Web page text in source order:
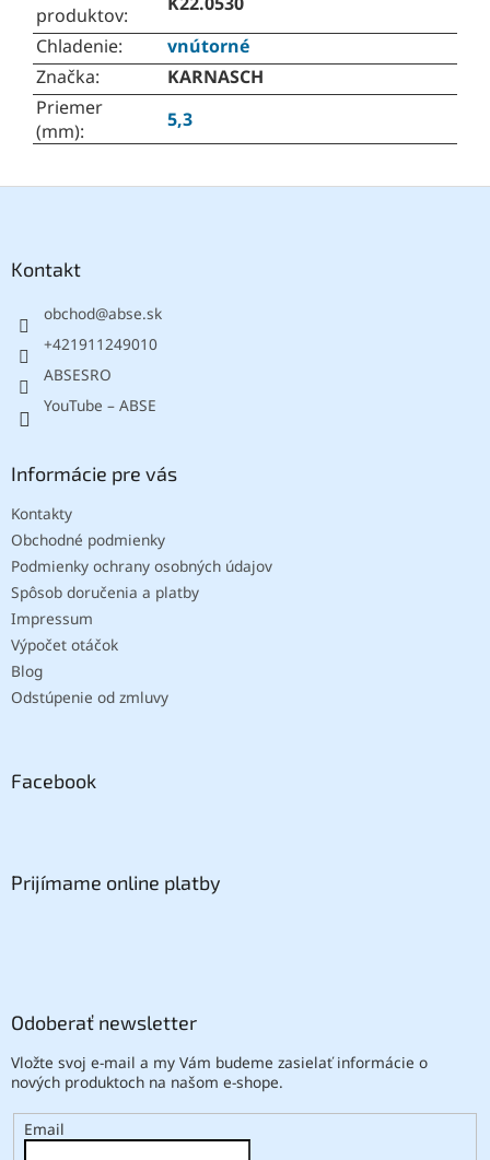
produktov:
Chladenie:
vnútorné
Značka:
KARNASCH
Priemer
(mm): 5,3
Kontakt
obchod@abse.sk
+421911249010
ABSESRO
YouTube – ABSE
Informácie pre vás
Kontakty
Obchodné podmienky
Podmienky ochrany osobných údajov
Spôsob doručenia a platby
Impressum
Výpočet otáčok
Blog
Odstúpenie od zmluvy
Facebook
Prijímame online platby
Odoberať newsletter
Vložte svoj e-mail a my Vám budeme zasielať informácie o
nových produktoch na našom e-shope.
Email